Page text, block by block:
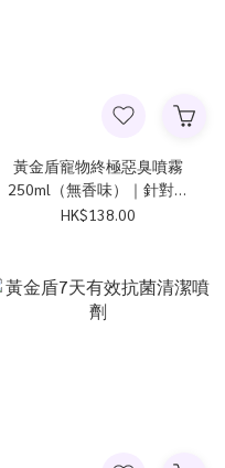
黃金盾寵物終極惡臭噴霧
250ml（無香味）｜針對尿
味、濃烈狗味
HK$138.00